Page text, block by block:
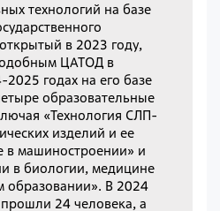
технологий на базе
в 2023 году,
ЦАТОД в
годах на его базе
образовательные
«Технология СЛП-
изделий и ее
в машиностроении» и
в биологии, медицине
образовании». В 2024
24 человека, а